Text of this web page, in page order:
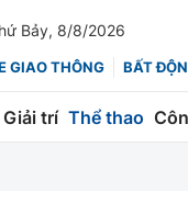
Bảy, 8/8/2026
GIAO THÔNG BẤT
trí Thể thao